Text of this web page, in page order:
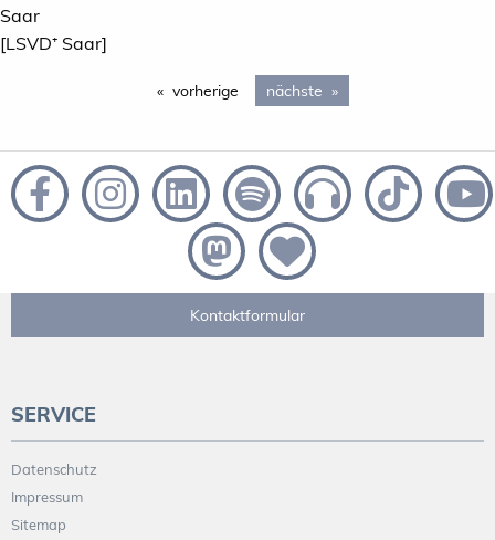
Saar
[LSVD⁺ Saar]
vorherige pagenächste page 2
Kontaktformular
SERVICE
Datenschutz
Impressum
Sitemap